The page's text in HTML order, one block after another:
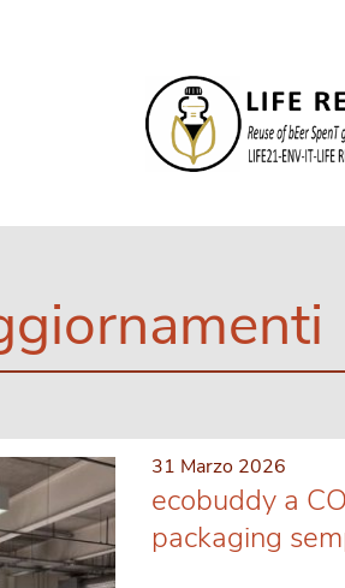
31 Marzo 2026
ecobuddy a
packaging